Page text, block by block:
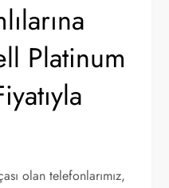
Platinum
olan telefonlarımız,